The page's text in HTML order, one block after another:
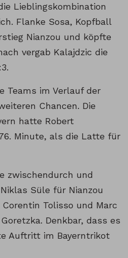
Lieblingskombination
Flanke Sosa, Kopfball
Nianzou und köpfte
vergab Kalajdzic die
Teams im Verlauf der
Chancen. Die
hatte Robert
Minute, als die Latte für
zwischendurch und
Süle für Nianzou
Tolisso und Marc
Denkbar, dass es
Auftritt im Bayerntrikot